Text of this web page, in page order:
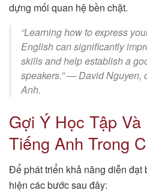
dựng mối quan hệ bền chặt.
“Learning how to express
English can significantly
skills and help establish a
speakers.” — David Nguyen,
Anh.
Gợi Ý Học Tập
Tiếng Anh Trong
Để phát triển khả năng diễn đạt
hiện các bước sau đây: